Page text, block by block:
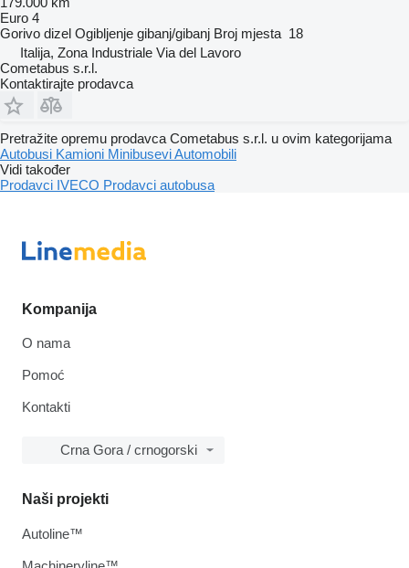
Euro 4
Gorivo dizel Ogibljenje gibanj/gibanj Broj mjesta 18
Italija, Zona Industriale Via del Lavoro
Cometabus s.r.l.
Kontaktirajte prodavca
Pretražite opremu prodavca Cometabus s.r.l. u ovim kategorijama
Autobusi Kamioni MinibuseviAutomobili
Vidi također
Prodavci IVECO Prodavci autobusa
Kompanija
O nama
Pomoć
Kontakti
Crna Gora / crnogorski
Naši projekti
Autoline™